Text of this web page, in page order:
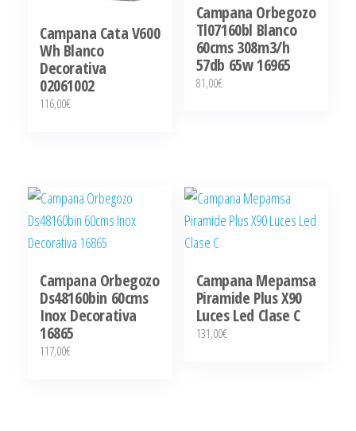
Campana Cata V600
Wh Blanco
Decorativa
02061002
116,00€
Campana Orbegozo
Tl07160bl Blanco
60cms 308m3/h
57db 65w 16965
81,00€
Campana Orbegozo
Ds48160bin 60cms
Inox Decorativa
16865
117,00€
Campana Mepamsa
Piramide Plus X90
Luces Led Clase C
131,00€